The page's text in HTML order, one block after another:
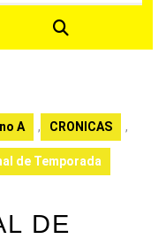
A , CRONICAS ,
de Temporada
DE